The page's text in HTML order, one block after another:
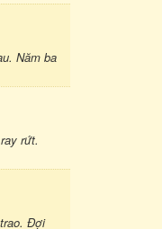
Năm ba
rứt.
Đợi